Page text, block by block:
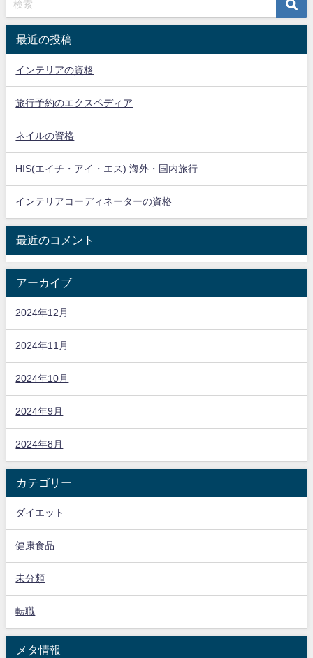
最近の投稿
インテリアの資格
旅行予約のエクスペディア
ネイルの資格
HIS(エイチ・アイ・エス) 海外・国内旅行
インテリアコーディネーターの資格
最近のコメント
アーカイブ
2024年12月
2024年11月
2024年10月
2024年9月
2024年8月
カテゴリー
ダイエット
健康食品
未分類
転職
メタ情報